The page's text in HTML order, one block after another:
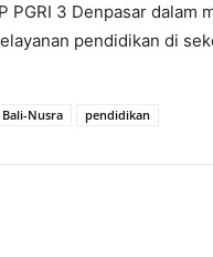
PGRI 3 Denpasar dalam
pendidikan di
Bali-Nusra pendidikan